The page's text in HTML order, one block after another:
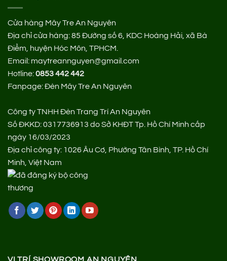
Cửa hàng Mây Tre An Nguyên
Địa chỉ cửa hàng:85 Đường số 6, KDC Hoàng Hải, xã Bà
Điểm, huyện Hóc Môn, TPHCM.
Email: maytreannguyen@gmail.com
Hotline:0853 442 442
Fanpage:Đèn Mây Tre An Nguyên
Công ty TNHH Đèn Trang Trí An Nguyên
Số ĐKKD: 0317736913 do Sở KHĐT Tp. Hồ Chí Minh cấp
ngày 16/03/2023
Địa chỉ công ty: 1026 Âu Cơ, Phường Tân Bình, TP. Hồ Chí
Minh, Việt Nam
VỊ TRÍ SHOWROOM AN NGUYÊN